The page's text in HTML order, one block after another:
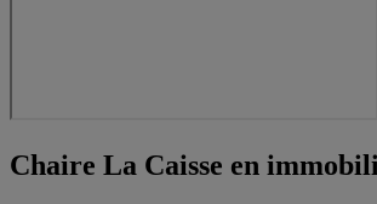
Chaire La Caisse en